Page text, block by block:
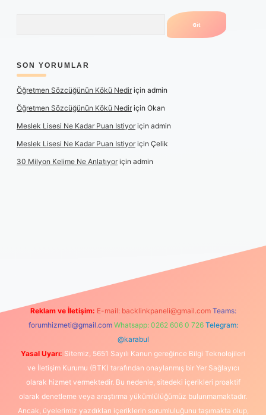
SON YORUMLAR
Öğretmen Sözcüğünün Kökü Nediriçin admin
Öğretmen Sözcüğünün Kökü Nediriçin Okan
Meslek Lisesi Ne Kadar Puan Istiyoriçin admin
Meslek Lisesi Ne Kadar Puan Istiyoriçin Çelik
30 Milyon Kelime Ne Anlatıyoriçin admin
Reklam ve İletişim: E-mail: backlinkpaneli@gmail.com Teams:
forumhizmeti@gmail.com Whatsapp: 0262 606 0 726 Telegram:
@karabul
Yasal Uyarı: Sitemiz, 5651 Sayılı Kanun gereğince Bilgi Teknolojileri
ve İletişim Kurumu (BTK) tarafından onaylanmış bir Yer Sağlayıcı
olarak hizmet vermektedir. Bu nedenle, sitedeki içerikleri proaktif
olarak denetleme veya araştırma yükümlülüğümüz bulunmamaktadır.
Ancak, üyelerimiz yazdıkları içeriklerin sorumluluğunu taşımakta olup,